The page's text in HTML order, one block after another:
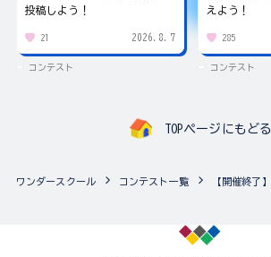
投稿しよう！
21 2026.8.7
コンテスト
えよう！
285
コンテスト
TOPページにもどる
ワンダースクール コンテスト一覧